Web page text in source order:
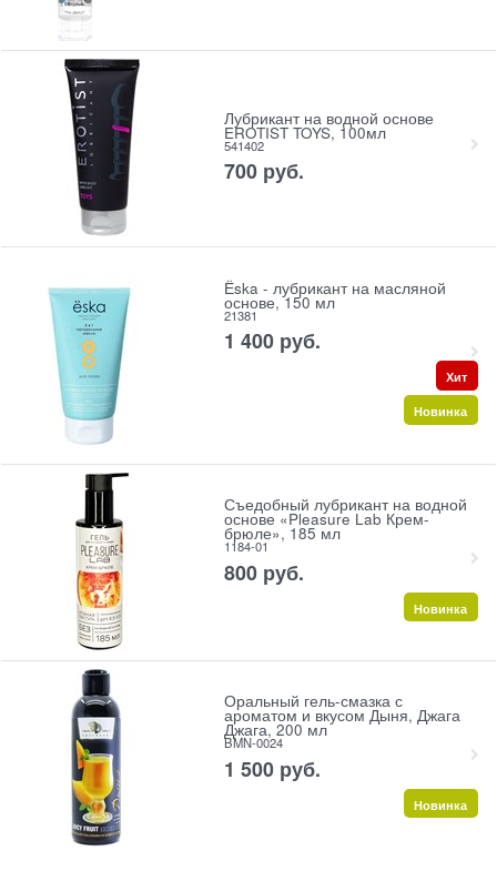
Лубрикант на водной основе
EROTIST TOYS, 100мл
541402
700 руб.
Ёska - лубрикант на масляной
основе, 150 мл
21381
1 400 руб.
Хит
Новинка
Съедобный лубрикант на водной
основе «Pleasure Lab Крем-
брюле», 185 мл
1184-01
800 руб.
Новинка
Оральный гель-смазка с
ароматом и вкусом Дыня, Джага
Джага, 200 мл
BMN-0024
1 500 руб.
Новинка